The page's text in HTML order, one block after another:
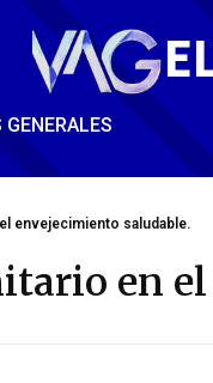
envejecimiento saludable.
en